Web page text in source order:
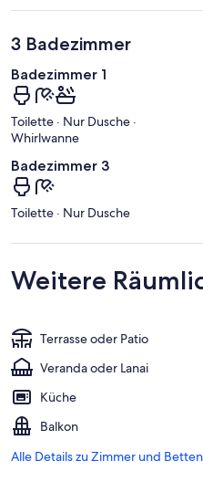
3 Badezimmer
Badezimmer 1
Toilette · Nur Dusche ·
Whirlwanne
Badezimmer 3
Toilette · Nur Dusche
Weitere
Terrasse oder Patio
Veranda oder Lanai
Küche
Balkon
Alle Details zu Zimmer und